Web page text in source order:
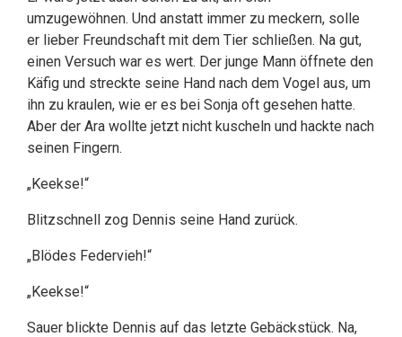
umzugewöhnen. Und anstatt immer zu meckern, solle
er lieber Freundschaft mit dem Tier schließen. Na gut,
einen Versuch war es wert. Der junge Mann öffnete den
Käfig und streckte seine Hand nach dem Vogel aus, um
ihn zu kraulen, wie er es bei Sonja oft gesehen hatte.
Aber der Ara wollte jetzt nicht kuscheln und hackte nach
seinen Fingern.
„Keekse!“
Blitzschnell zog Dennis seine Hand zurück.
„Blödes Federvieh!“
„Keekse!“
Sauer blickte Dennis auf das letzte Gebäckstück. Na,